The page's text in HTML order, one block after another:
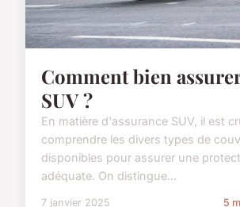
Comment bien
SUV ?
En matière d'assurance SUV, il est
comprendre les divers types de
disponibles pour assurer une
adéquate. On distingue...
7 janvier 2025 5